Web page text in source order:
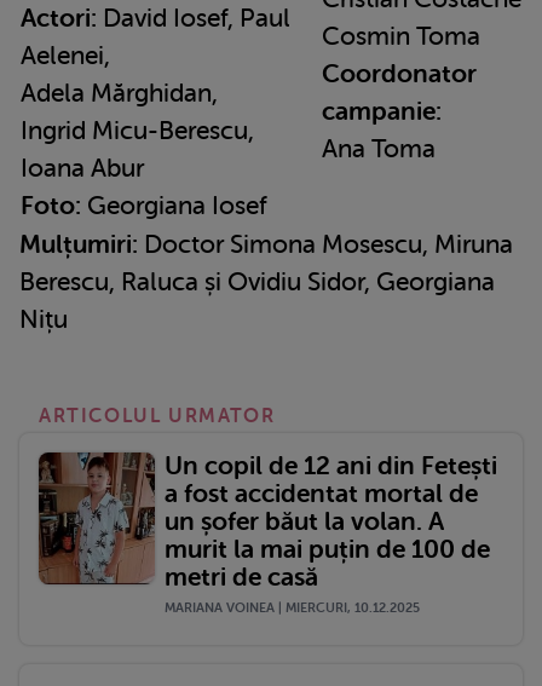
Actori: David Iosef, Paul
Aelenei,
Adela Mărghidan,
Ingrid Micu-Berescu,
Ioana Abur
Foto: Georgiana Iosef
Cosmin Toma
Coordonator
campanie:
Ana Toma
Mulțumiri: Doctor Simona Mosescu, Miruna
Berescu, Raluca și Ovidiu Sidor, Georgiana
Nițu
ARTICOLUL URMATOR
Un copil de 12 ani din Fetești
a fost accidentat mortal de
un șofer băut la volan. A
murit la mai puțin de 100 de
metri de casă
MARIANA VOINEA | MIERCURI, 10.12.2025